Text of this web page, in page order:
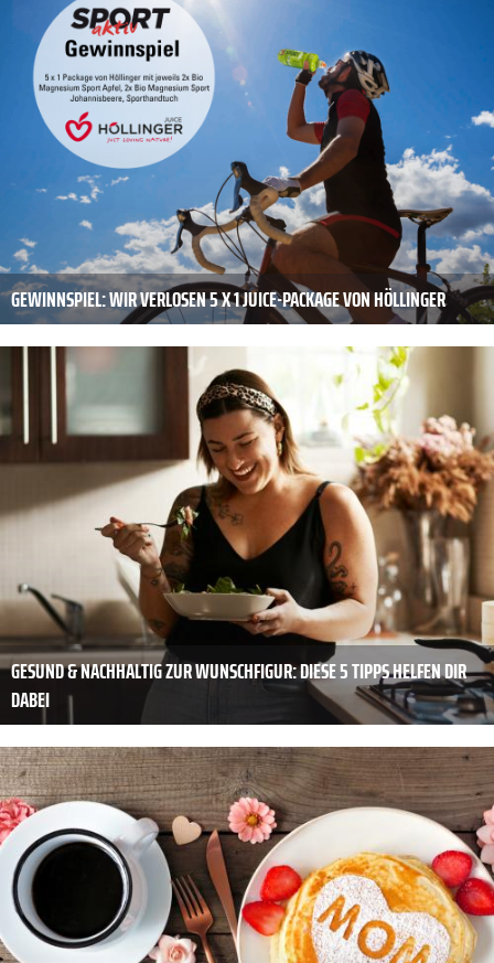
GEWINNSPIEL: WIR VERLOSEN 5 X 1 JUICE-PACKAGE VON HÖLLINGER
GESUND & NACHHALTIG ZUR WUNSCHFIGUR: DIESE 5 TIPPS HELFEN DIR
DABEI